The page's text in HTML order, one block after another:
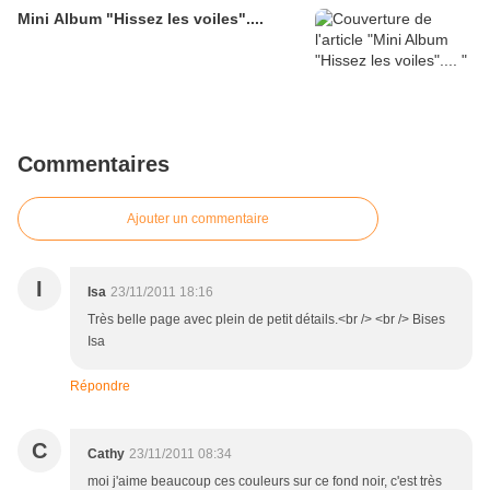
Mini Album "Hissez les voiles"....
Commentaires
Ajouter un commentaire
I Isa 23/11/2011 18:16
Très belle page avec plein de petit détails.<br /> <br /> Bises
Isa
Répondre
C Cathy 23/11/2011 08:34
moi j'aime beaucoup ces couleurs sur ce fond noir, c'est très